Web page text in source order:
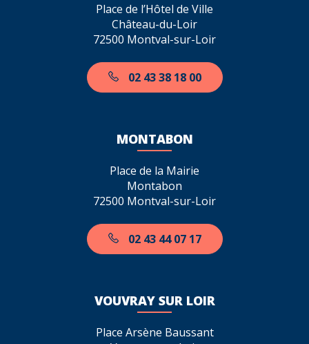
Place de l’Hôtel de Ville
Château-du-Loir
72500 Montval-sur-Loir
02 43 38 18 00
MONTABON
Place de la Mairie
Montabon
72500 Montval-sur-Loir
02 43 44 07 17
VOUVRAY SUR LOIR
Place Arsène Baussant